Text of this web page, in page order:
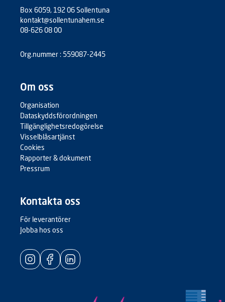
Box 6059, 192 06 Sollentuna
kontakt@sollentunahem.se
08-626 08 00
Org.nummer : 559087-2445
Om oss
Organisation
Dataskyddsförordningen
Tillgänglighetsredogörelse
Visselblåsartjänst
Cookies
Rapporter & dokument
Pressrum
Kontakta oss
För leverantörer
Jobba hos oss